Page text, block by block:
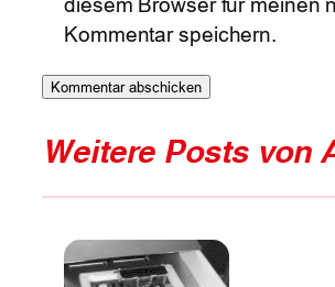
Kommentar speichern.
Weitere Posts von